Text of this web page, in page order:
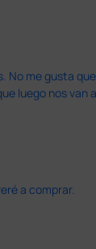
No me gusta
luego nos van
a comprar.